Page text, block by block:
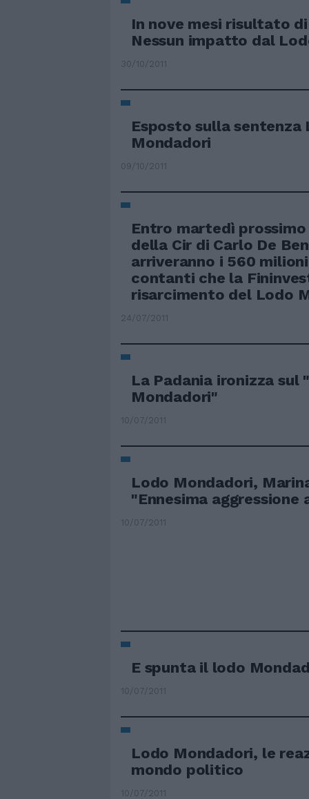
In nove mesi risultato
Nessun impatto dal
30/10/2011
Esposto sulla sentenza
Mondadori
09/10/2011
Entro martedì prossimo
della Cir di Carlo De
arriveranno i 560
contanti che la
risarcimento del Lodo
24/07/2011
La Padania ironizza sul
Mondadori"
10/07/2011
Lodo Mondadori,
"Ennesima aggressione
10/07/2011
E spunta il lodo
10/07/2011
Lodo Mondadori, le
mondo politico
10/07/2011